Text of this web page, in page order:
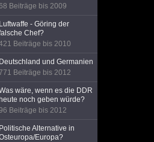
Beiträge bis 2009
Luftwaffe - Göring der
Chef?
Beiträge bis 2010
Deutschland und Germanien
Beiträge bis 2012
wäre, wenn es die DDR
heute noch geben würde?
Beiträge bis 2012
Politische Alternative in
Europa?